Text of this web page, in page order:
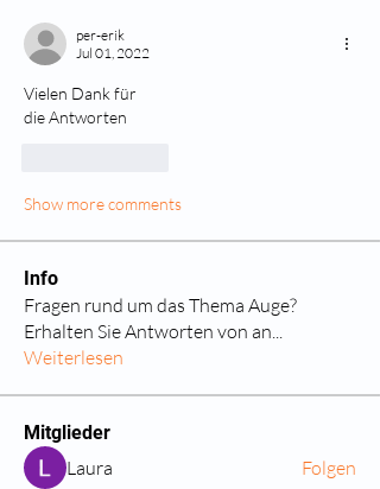
per-erik
Jul 01, 2022
Vielen Dank für
die Antworten
Show more comments
Info
Fragen rund um das Thema Auge?
Erhalten Sie Antworten von an...
Weiterlesen
Mitglieder
Laura Folgen